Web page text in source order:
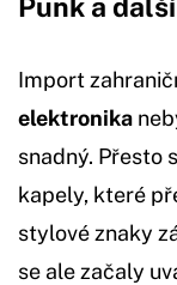
Import
elektronika
snadný. Přesto
kapely, které
stylové znaky
se ale začaly